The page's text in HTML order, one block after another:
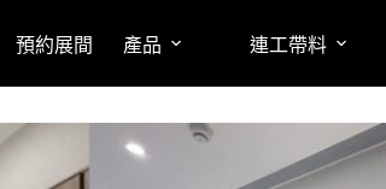
預約展間 產品 連工帶料